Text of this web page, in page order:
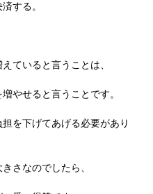
する。
ていると⾔うことは、
やせると⾔うことです。
を下げてあげる必要があり
さなのでしたら、